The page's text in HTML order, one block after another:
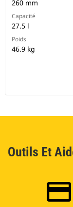
260 mm
Capacité
27.5 l
Poids
46.9 kg
Outils Et